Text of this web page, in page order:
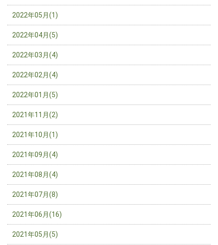
2022年05月(1)
2022年04月(5)
2022年03月(4)
2022年02月(4)
2022年01月(5)
2021年11月(2)
2021年10月(1)
2021年09月(4)
2021年08月(4)
2021年07月(8)
2021年06月(16)
2021年05月(5)